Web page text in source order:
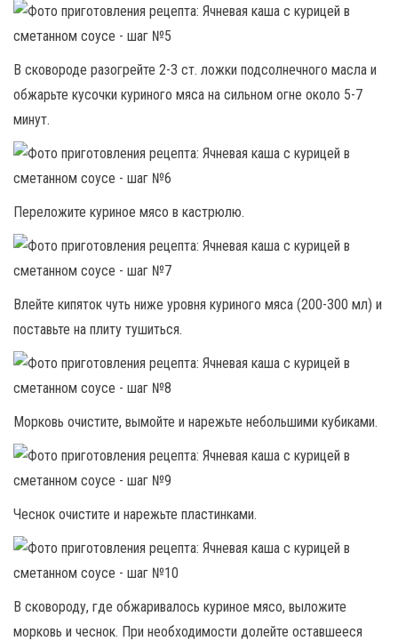
В сковороде разогрейте 2-3 ст. ложки подсолнечного масла и
обжарьте кусочки куриного мяса на сильном огне около 5-7
минут.
Переложите куриное мясо в кастрюлю.
Влейте кипяток чуть ниже уровня куриного мяса (200-300 мл) и
поставьте на плиту тушиться.
Морковь очистите, вымойте и нарежьте небольшими кубиками.
Чеснок очистите и нарежьте пластинками.
В сковороду, где обжаривалось куриное мясо, выложите
морковь и чеснок. При необходимости долейте оставшееся